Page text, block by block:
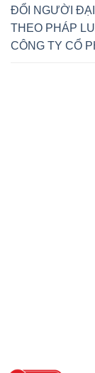
ĐỔI NGƯỜI ĐẠI
THEO PHÁP
CÔNG TY CỔ